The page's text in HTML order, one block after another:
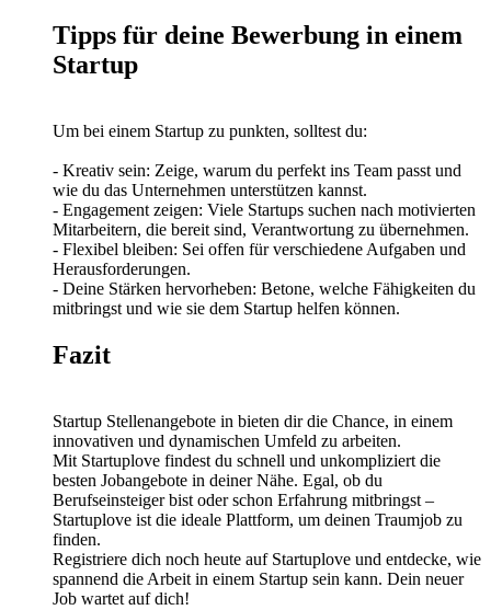
Tipps für deine Bewerbung in einem
Startup
Um bei einem Startup zu punkten, solltest du:
- Kreativ sein: Zeige, warum du perfekt ins Team passt und
wie du das Unternehmen unterstützen kannst.
- Engagement zeigen: Viele Startups suchen nach motivierten
Mitarbeitern, die bereit sind, Verantwortung zu übernehmen.
- Flexibel bleiben: Sei offen für verschiedene Aufgaben und
Herausforderungen.
- Deine Stärken hervorheben: Betone, welche Fähigkeiten du
mitbringst und wie sie dem Startup helfen können.
Fazit
Startup Stellenangebote in bieten dir die Chance, in einem
innovativen und dynamischen Umfeld zu arbeiten.
Mit Startuplove findest du schnell und unkompliziert die
besten Jobangebote in deiner Nähe. Egal, ob du
Berufseinsteiger bist oder schon Erfahrung mitbringst –
Startuplove ist die ideale Plattform, um deinen Traumjob zu
finden.
Registriere dich noch heute auf Startuplove und entdecke, wie
spannend die Arbeit in einem Startup sein kann. Dein neuer
Job wartet auf dich!